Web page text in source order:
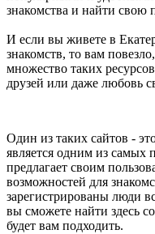
знакомства и найти свою
И если вы живете в
знакомств, то вам
множество таких
друзей или даже любовь
Один из таких сайтов -
является одним из самых
предлагает своим
возможностей для
зарегистрированы люди
вы сможете найти здесь
будет вам подходить.